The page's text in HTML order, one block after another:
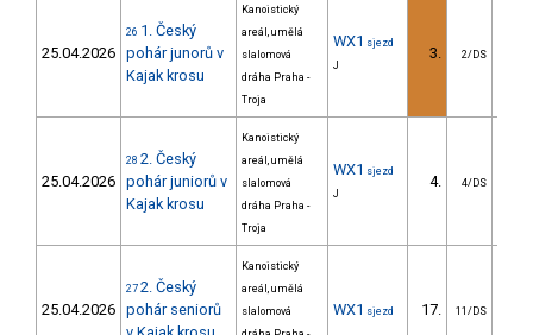
25.04.2026
26 1. Český
pohár junorů v
Kajak krosu
Kanoistický
areál, umělá
slalomová
dráha Praha -
Troja
WX1 sjezd
J
3. 2/DS
25.04.2026
28 2. Český
pohár juniorů v
Kajak krosu
Kanoistický
areál, umělá
slalomová
dráha Praha -
Troja
WX1 sjezd
J
4. 4/DS
25.04.2026
27 2. Český
pohár seniorů
Kanoistický
areál, umělá
slalomová
WX1 sjezd 17. 11/DS